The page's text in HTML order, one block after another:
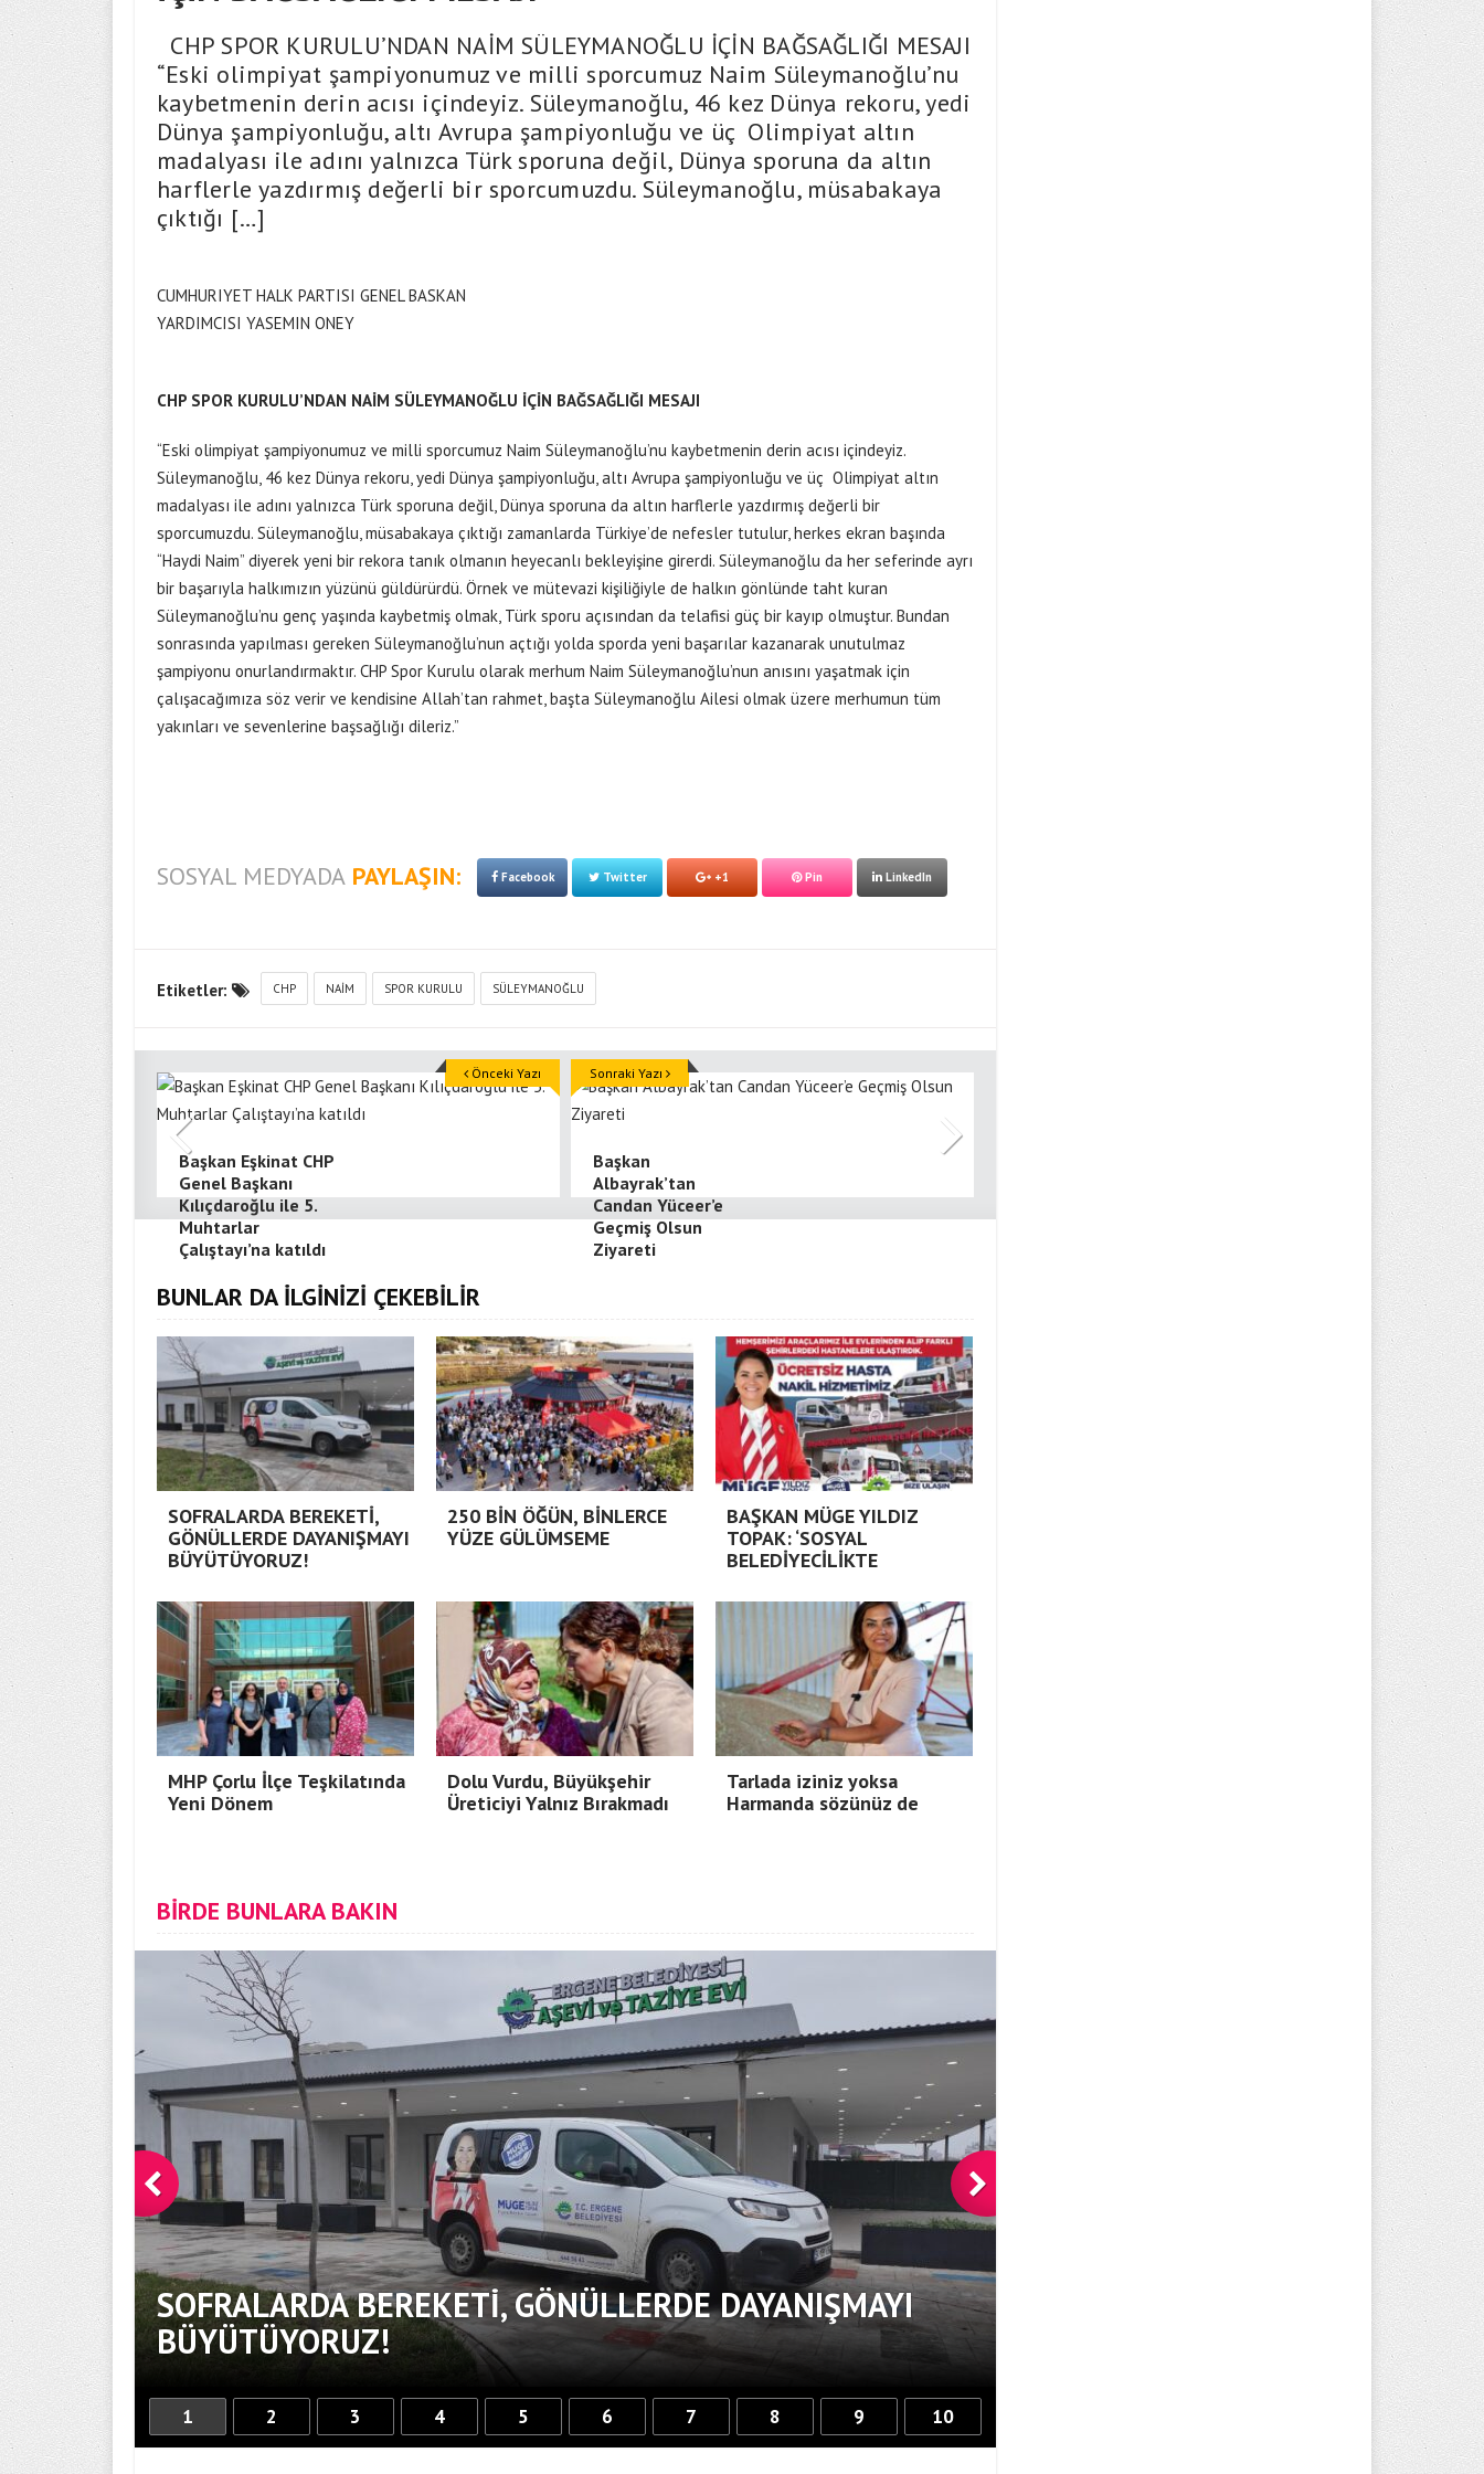
CHP SPOR KURULU’NDAN NAİM SÜLEYMANOĞLU İÇİN BAĞSAĞLIĞI MESAJI
“Eski olimpiyat şampiyonumuz ve milli sporcumuz Naim Süleymanoğlu’nu
kaybetmenin derin acısı içindeyiz. Süleymanoğlu, 46 kez Dünya rekoru, yedi
Dünya şampiyonluğu, altı Avrupa şampiyonluğu ve üç Olimpiyat altın
madalyası ile adını yalnızca Türk sporuna değil, Dünya sporuna da altın
harflerle yazdırmış değerli bir sporcumuzdu. Süleymanoğlu, müsabakaya
çıktığı […]
CUMHURIYET HALK PARTISI GENEL BASKAN
YARDIMCISI YASEMIN ONEY
CHP SPOR KURULU’NDAN NAİM SÜLEYMANOĞLU İÇİN BAĞSAĞLIĞI MESAJI
“Eski olimpiyat şampiyonumuz ve milli sporcumuz Naim Süleymanoğlu’nu kaybetmenin derin acısı içindeyiz.
Süleymanoğlu, 46 kez Dünya rekoru, yedi Dünya şampiyonluğu, altı Avrupa şampiyonluğu ve üç Olimpiyat altın
madalyası ile adını yalnızca Türk sporuna değil, Dünya sporuna da altın harflerle yazdırmış değerli bir
sporcumuzdu. Süleymanoğlu, müsabakaya çıktığı zamanlarda Türkiye’de nefesler tutulur, herkes ekran başında
“Haydi Naim” diyerek yeni bir rekora tanık olmanın heyecanlı bekleyişine girerdi. Süleymanoğlu da her seferinde ayrı
bir başarıyla halkımızın yüzünü güldürürdü. Örnek ve mütevazi kişiliğiyle de halkın gönlünde taht kuran
Süleymanoğlu’nu genç yaşında kaybetmiş olmak, Türk sporu açısından da telafisi güç bir kayıp olmuştur. Bundan
sonrasında yapılması gereken Süleymanoğlu’nun açtığı yolda sporda yeni başarılar kazanarak unutulmaz
şampiyonu onurlandırmaktır. CHP Spor Kurulu olarak merhum Naim Süleymanoğlu’nun anısını yaşatmak için
çalışacağımıza söz verir ve kendisine Allah’tan rahmet, başta Süleymanoğlu Ailesi olmak üzere merhumun tüm
yakınları ve sevenlerine başsağlığı dileriz.”
SOSYAL MEDYADA PAYLAŞIN: Facebook Twitter +1 Pin LinkedIn
Etiketler: CHP NAIM SPOR KURULU SÜLEYMANOĞLU
Başkan Eşkinat CHP
Genel Başkanı
Kılıçdaroğlu ile 5.
Muhtarlar
Çalıştayı’na katıldı
Önceki Yazı
Başkan
Albayrak’tan
Candan Yüceer’e
Geçmiş Olsun
Ziyareti
Sonraki Yazı
BUNLAR DA İLGİNİZİ ÇEKEBİLİR
SOFRALARDA BEREKETİ,
GÖNÜLLERDE DAYANIŞMAYI
BÜYÜTÜYORUZ!
250 BİN ÖĞÜN, BİNLERCE
YÜZE GÜLÜMSEME
BAŞKAN MÜGE YILDIZ
TOPAK: ‘SOSYAL
BELEDİYECİLİKTE
MHP Çorlu İlçe Teşkilatında
Yeni Dönem
Dolu Vurdu, Büyükşehir
Üreticiyi Yalnız Bırakmadı
Tarlada iziniz yoksa
Harmanda sözünüz de
BİRDE BUNLARA BAKIN
SOFRALARDA BEREKETİ, GÖNÜLLERDE DAYANIŞMAYI
BÜYÜTÜYORUZ!
250 BİN ÖĞÜN, BİNLERCE
1 2 3 4 5 6 7 8 9 10